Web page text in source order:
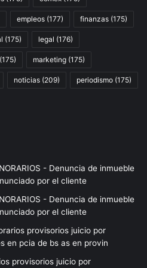
empleos (177) finanzas (175)
(175) legal (176)
(175) marketing (175)
noticias (209) periodismo (175)
- Denuncia de inmueble
por el cliente
- Denuncia de inmueble
por el cliente
provisorios juicio por
en pcia de bs as en provin
provisorios juicio por